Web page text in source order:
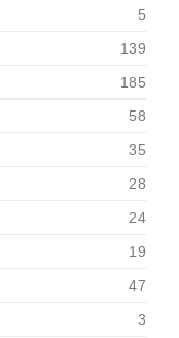
5
139
185
58
35
28
24
19
47
3